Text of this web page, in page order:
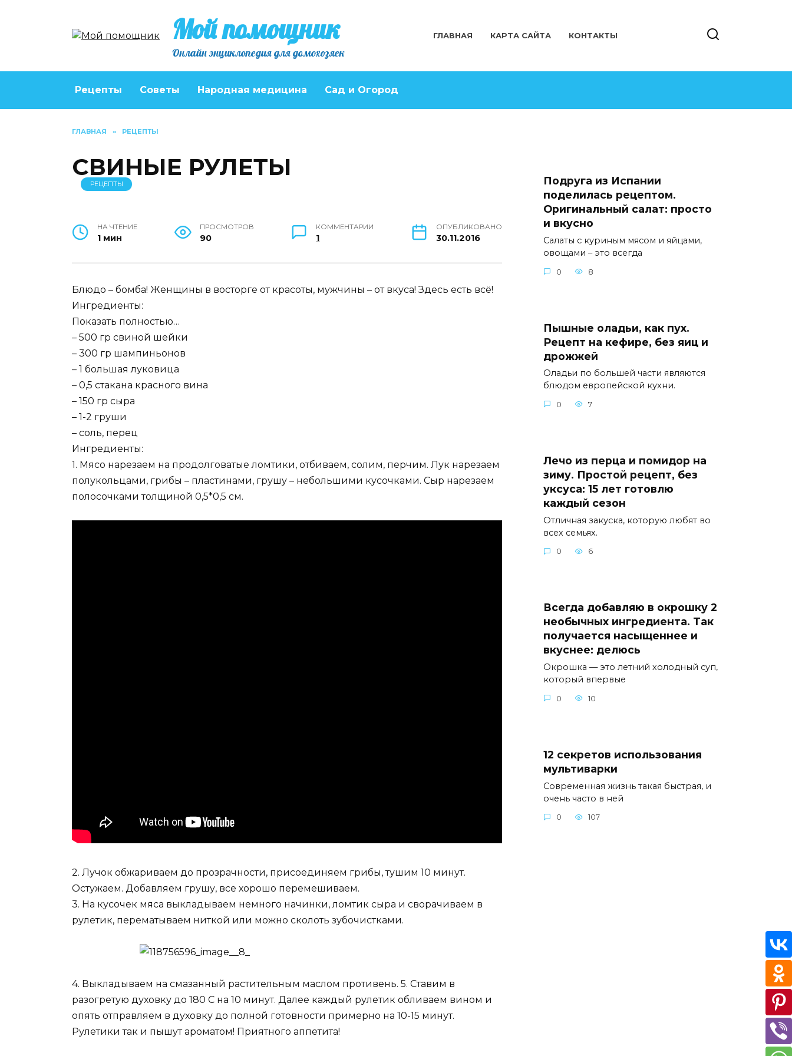
Мой помощник
Онлайн энциклопедия для домохозяек
ГЛАВНАЯ КАРТА САЙТА КОНТАКТЫ
Рецепты Советы Народная медицина Сад и Огород
ГЛАВНАЯ » РЕЦЕПТЫ
СВИНЫЕ РУЛЕТЫ
РЕЦЕПТЫ
НА ЧТЕНИЕ
1 мин
ПРОСМОТРОВ
90
КОММЕНТАРИИ
1
ОПУБЛИКОВАНО
30.11.2016
Блюдо – бомба! Женщины в восторге от красоты, мужчины – от вкуса! Здесь есть всё!
Ингредиенты:
Показать полностью…
– 500 гр свиной шейки
– 300 гр шампиньонов
– 1 большая луковица
– 0,5 стакана красного вина
– 150 гр сыра
– 1-2 груши
– соль, перец
Ингредиенты:
1. Мясо нарезаем на продолговатые ломтики, отбиваем, солим, перчим. Лук нарезаем
полукольцами, грибы – пластинами, грушу – небольшими кусочками. Сыр нарезаем
полосочками толщиной 0,5*0,5 см.
2. Лучок обжариваем до прозрачности, присоединяем грибы, тушим 10 минут.
Остужаем. Добавляем грушу, все хорошо перемешиваем.
3. На кусочек мяса выкладываем немного начинки, ломтик сыра и сворачиваем в
рулетик, перематываем ниткой или можно сколоть зубочистками.
4. Выкладываем на смазанный растительным маслом противень. 5. Ставим в
разогретую духовку до 180 С на 10 минут. Далее каждый рулетик обливаем вином и
опять отправляем в духовку до полной готовности примерно на 10-15 минут.
Рулетики так и пышут ароматом! Приятного аппетита!
Подруга из Испании
поделилась рецептом.
Оригинальный салат: просто
и вкусно
Салаты с куриным мясом и яйцами,
овощами – это всегда
0 8
Пышные оладьи, как пух.
Рецепт на кефире, без яиц и
дрожжей
Оладьи по большей части являются
блюдом европейской кухни.
0 7
Лечо из перца и помидор на
зиму. Простой рецепт, без
уксуса: 15 лет готовлю
каждый сезон
Отличная закуска, которую любят во
всех семьях.
0 6
Всегда добавляю в окрошку 2
необычных ингредиента. Так
получается насыщеннее и
вкуснее: делюсь
Окрошка — это летний холодный суп,
который впервые
0 10
12 секретов использования
мультиварки
Современная жизнь такая быстрая, и
очень часто в ней
0 107